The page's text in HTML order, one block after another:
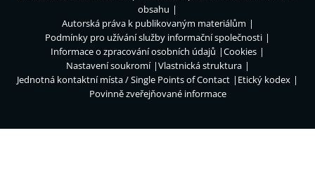
obsahu
Autorská práva k publikovaným materiálům
Podmínky pro užívání služby informační společnosti
Informace o zpracování osobních údajů
Cookies
Nastavení soukromí
Vlastnická struktura
Jednotná kontaktní místa / Single Points of Contact
Etický kodex
Povinně zveřejňované informace